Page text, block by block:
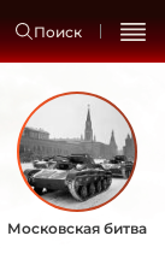
Поиск
Московская битва